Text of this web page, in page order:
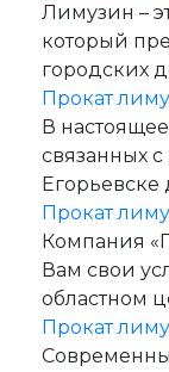
Лимузин –
который
городских
Прокат
В
связанных
Егорьевске
Прокат
Компания
Вам свои
областном
Прокат